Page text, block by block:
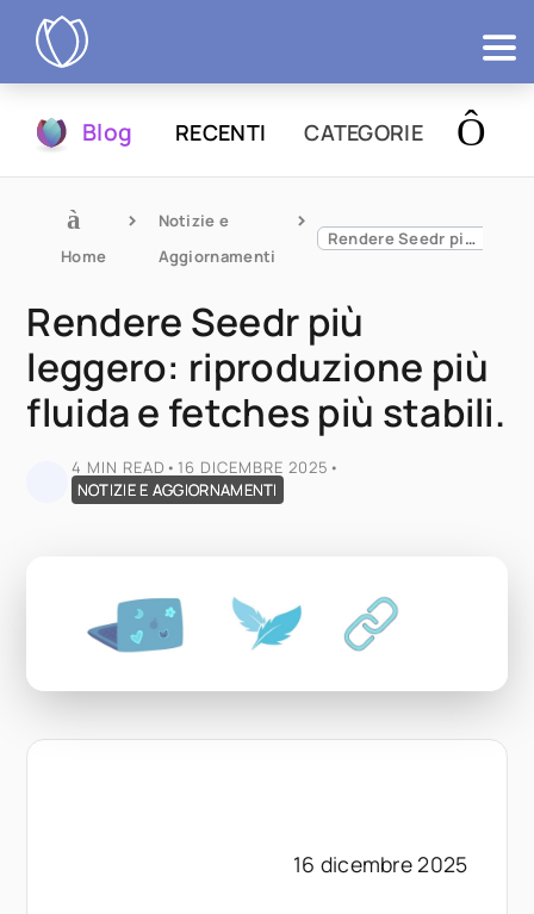
Prova
Blog RECENTI CATEGORIE
Home
Notizie e
Aggiornamenti
Rendere Seedr più leggero: riproduzione più fluida e fetches più stabili.
Rendere Seedr più
leggero: riproduzione più
fluida e fetches più stabili.
4 MIN READ • 16 DICEMBRE 2025 •
NOTIZIE E AGGIORNAMENTI
16 dicembre 2025